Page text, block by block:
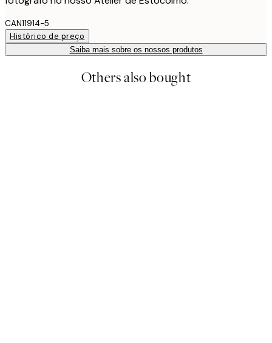
CAN11914-5
Histórico de preço
Saiba mais sobre os nossos produtos
Others also bought